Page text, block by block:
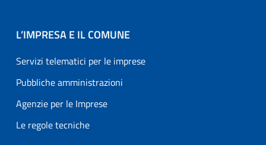
L’IMPRESA E IL COMUNE
Servizi telematici per le imprese
Pubbliche amministrazioni
Agenzie per le Imprese
Le regole tecniche